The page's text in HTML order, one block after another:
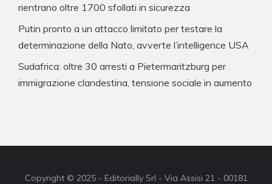
rientrano oltre 1700 sfollati in sicurezza
Putin pronto a un attacco limitato per testare la
determinazione della Nato, avverte l’intelligence USA
Sudafrica: oltre 30 arresti a Pietermaritzburg per
immigrazione clandestina, tensione sociale in aumento
Copyright © 2025 - Editorially Srl - Via Assisi 21 - 00181